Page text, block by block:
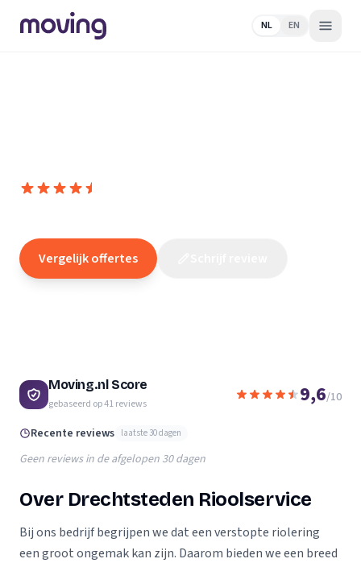
NL EN
Vergelijk offertes
Moving.nl Score
gebaseerd op41reviews 9,6/10
Recente reviews laatste 30 dagen
Geen reviews in de afgelopen 30 dagen
Over Drechtsteden Rioolservice
Bij ons bedrijf begrijpen we dat een verstopte riolering
een groot ongemak kan zijn. Daarom bieden we een breed